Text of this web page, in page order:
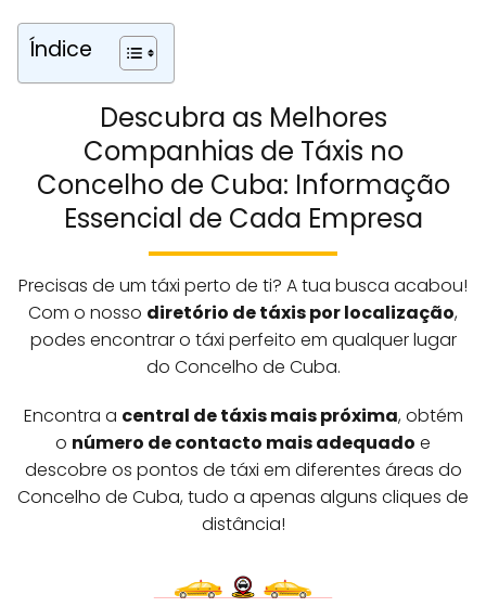
Índice
Descubra as Melhores
Companhias de Táxis no
Concelho de Cuba: Informação
Essencial de Cada Empresa
Precisas de um táxi perto de ti? A tua busca acabou!
Com o nosso diretório de táxis por localização,
podes encontrar o táxi perfeito em qualquer lugar
do Concelho de Cuba.
Encontra a central de táxis mais próxima, obtém
o número de contacto mais adequado e
descobre os pontos de táxi em diferentes áreas do
Concelho de Cuba, tudo a apenas alguns cliques de
distância!